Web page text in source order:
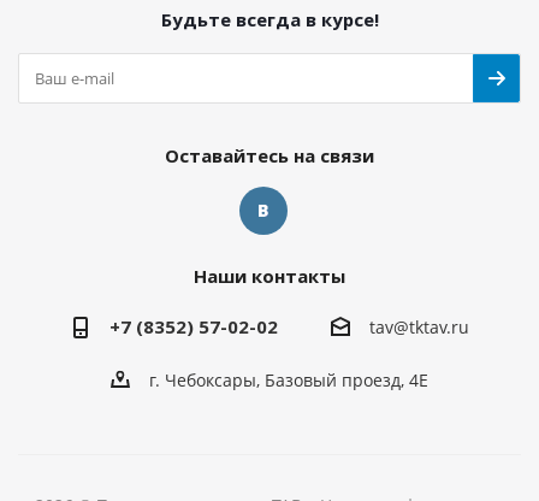
Будьте всегда в курсе!
Оставайтесь на связи
Наши контакты
+7 (8352) 57-02-02 tav@tktav.ru
г. Чебоксары, Базовый проезд, 4Е